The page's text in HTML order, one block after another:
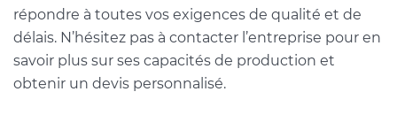
répondre à toutes vos exigences de qualité et de
délais. N’hésitez pas à contacter l’entreprise pour en
savoir plus sur ses capacités de production et
obtenir un devis personnalisé.